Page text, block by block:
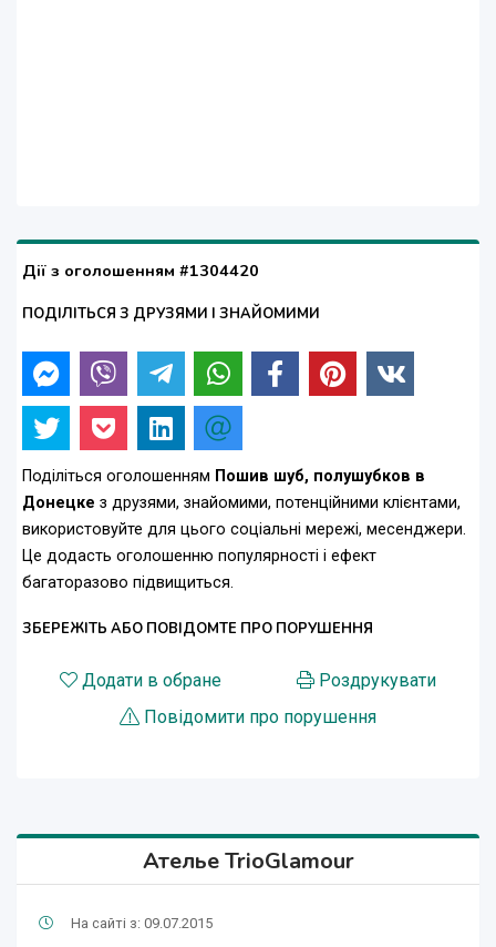
Дії з оголошенням #1304420
ПОДІЛІТЬСЯ З ДРУЗЯМИ І ЗНАЙОМИМИ
Поділіться оголошенням Пошив шуб, полушубков в
Донецке з друзями, знайомими, потенційними клієнтами,
використовуйте для цього соціальні мережі, месенджери.
Це додасть оголошенню популярності і ефект
багаторазово підвищиться.
ЗБЕРЕЖІТЬ АБО ПОВІДОМТЕ ПРО ПОРУШЕННЯ
Додати в обране
Роздрукувати
Повідомити про порушення
Ателье TrioGlamour
На сайті з: 09.07.2015